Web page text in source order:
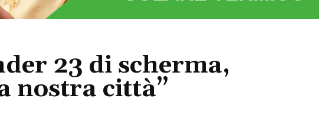
23 di scherma,
nostra città”